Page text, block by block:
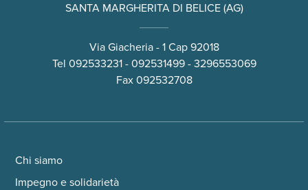
SANTA MARGHERITA DI BELICE (AG)
Via Giacheria - 1 Cap 92018
Tel 092533231- 092531499- 3296553069
Fax 092532708
Chi siamo
Impegno e solidarietà